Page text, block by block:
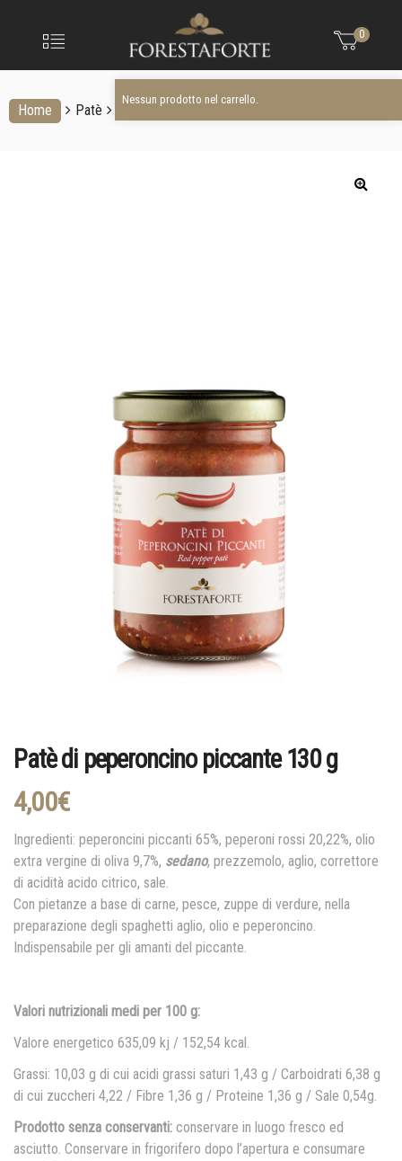
Menu
extravergine
0
Nessun prodotto nel carrello.
Home Patè Patè di peperoncino piccante 130 g
Patè di peperoncino piccante 130 g
4,00€
Ingredienti: peperoncini piccanti 65%, peperoni rossi 20,22%, olio
extra vergine di oliva 9,7%, sedano, prezzemolo, aglio, correttore
di acidità acido citrico, sale.
Con pietanze a base di carne, pesce, zuppe di verdure, nella
preparazione degli spaghetti aglio, olio e peperoncino.
Indispensabile per gli amanti del piccante.
Valori nutrizionali medi per 100 g:
Valore energetico 635,09 kj / 152,54 kcal.
Grassi: 10,03 g di cui acidi grassi saturi 1,43 g / Carboidrati 6,38 g
di cui zuccheri 4,22 / Fibre 1,36 g / Proteine 1,36 g / Sale 0,54g.
Prodotto senza conservanti: conservare in luogo fresco ed
asciutto. Conservare in frigorifero dopo l’apertura e consumare
Nessun prodotto nel carrello.